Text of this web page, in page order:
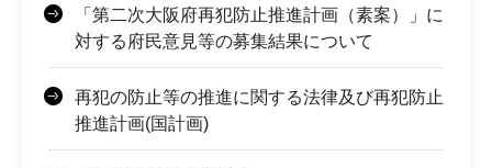
「第二次大阪府再犯防止推進計画（素案）」に
対する府民意見等の募集結果について
再犯の防止等の推進に関する法律及び再犯防止
推進計画(国計画)